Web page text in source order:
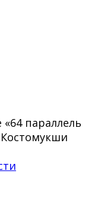
параллель